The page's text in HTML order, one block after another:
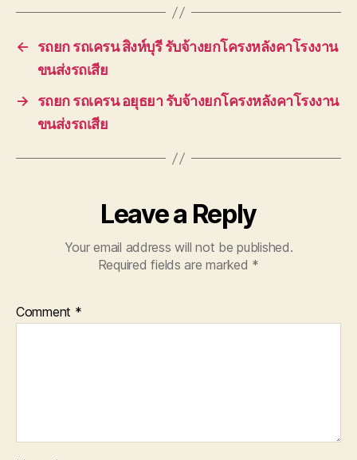
←
รถยก รถเครน สิงห์บุรี รับจ้างยกโครงหลังคาโรงงาน
ขนส่งรถเสีย
→
รถยก รถเครน อยุธยา รับจ้างยกโครงหลังคาโรงงาน
ขนส่งรถเสีย
Leave a Reply
Your email address will not be published.
Required fields are marked *
Comment *